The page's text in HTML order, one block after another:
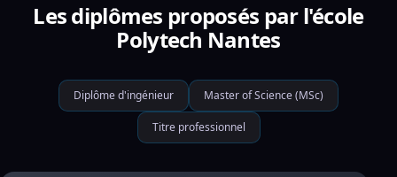
Les diplômes proposés par l'école
Polytech Nantes
Diplôme d'ingénieur Master of Science (MSc)
Titre professionnel